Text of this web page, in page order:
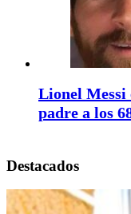
Lionel Messi
padre a los
Destacados